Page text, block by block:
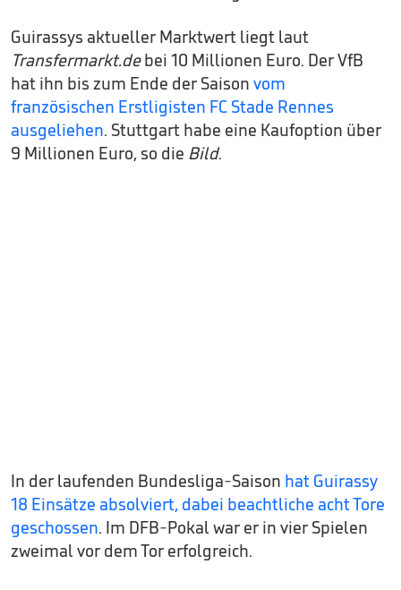
Guirassys aktueller Marktwert liegt laut
Transfermarkt.debei 10 Millionen Euro. Der VfB
hat ihn bis zum Ende der Saison vom
französischen Erstligisten FC Stade Rennes
ausgeliehen. Stuttgart habe eine Kaufoption über
9 Millionen Euro, so die Bild.
In der laufenden Bundesliga-Saison hat Guirassy
18 Einsätze absolviert, dabei beachtliche acht Tore
geschossen. Im DFB-Pokal war er in vier Spielen
zweimal vor dem Tor erfolgreich.